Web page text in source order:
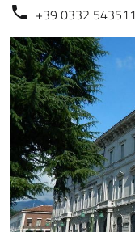
+39 0332 543511